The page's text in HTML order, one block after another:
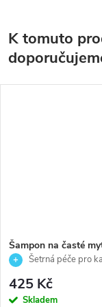
K tomuto
Šampon na časté
šetrné čištění a
1000ml
Šetrná péče pro
425 Kč
Skladem